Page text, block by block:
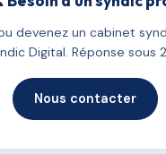
devenez un cabinet
Digital. Réponse sous
Nous contacter